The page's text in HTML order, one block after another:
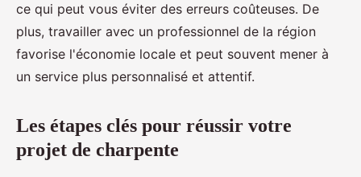
ce qui peut vous éviter des erreurs coûteuses. De
plus, travailler avec un professionnel de la région
favorise l'économie locale et peut souvent mener à
un service plus personnalisé et attentif.
Les étapes clés pour réussir votre
projet de charpente